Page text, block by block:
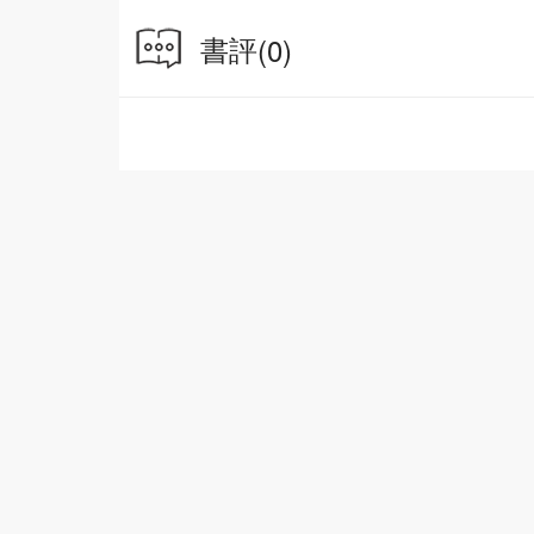
了帝俊的命令……太陽的命運會是怎樣呢？
月亮是帝俊和常羲女神生的孩子，常羲每天都
書評(0)